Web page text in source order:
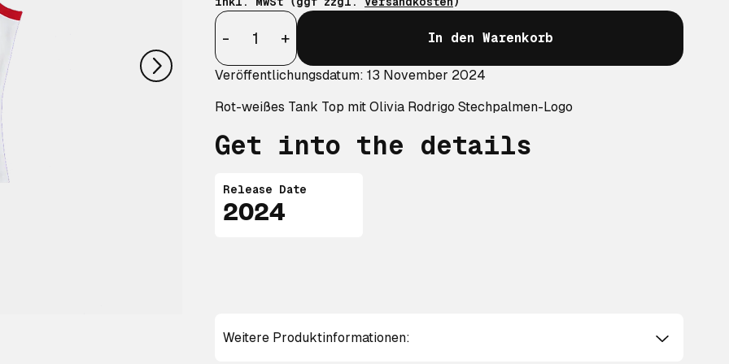
nächstes
Anzahl
-
+ In den Warenkorb
Veröffentlichungsdatum: 13 November 2024
Rot-weißes Tank Top mit Olivia Rodrigo Stechpalmen-Logo
Get into the details
Release Date
2024
Weitere Produktinformationen: